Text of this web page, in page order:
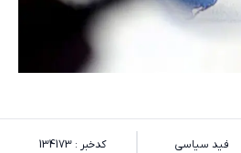
فید سیاسی کدخبر : 134173